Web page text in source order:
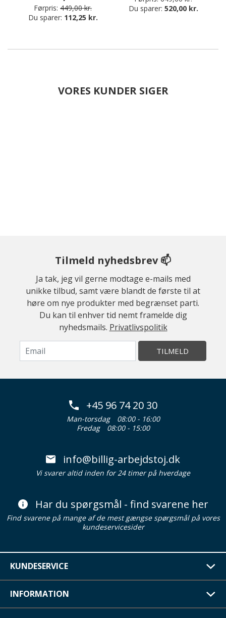
Førpris: 449,00 kr.
Du sparer: 112,25 kr.
Du sparer: 520,00 kr.
VORES KUNDER SIGER
Tilmeld nyhedsbrev 📫
Ja tak, jeg vil gerne modtage e-mails med
unikke tilbud, samt være blandt de første til at
høre om nye produkter med begrænset parti.
Du kan til enhver tid nemt framelde dig
nyhedsmails. Privatlivspolitik
TILMELD
+45 96 74 20 30
Man-torsdag
08:00 - 16:00
Fredag
08:00 - 15:00
info@billig-arbejdstoj.dk
Vi svarer altid inden for 24 timer på hverdage
Har du spørgsmål - find svarene her
Find svarene på mange af de mest gængse spørgsmål på vores
kundeservicesider
KUNDESERVICE
INFORMATION